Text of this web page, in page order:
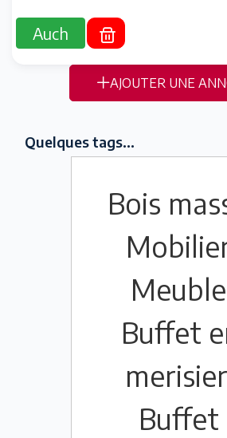
Auch
AJOUTER UNE
Quelques tags...
Bois
Meuble
Buffet
merisier
Buffet